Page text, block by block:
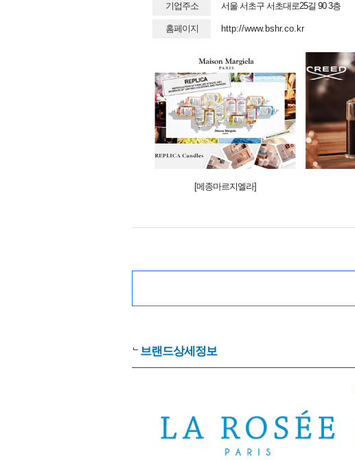
기업주소 서울 서초구 서초대로25길 90 3층
홈페이지 http://www.bshr.co.kr
[메종마르지엘라]
브랜드상세정보